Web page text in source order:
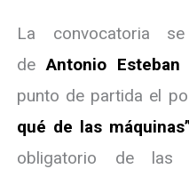
La convocatoria
deAntonio Esteban
punto de partida el
qué de las
obligatorio de